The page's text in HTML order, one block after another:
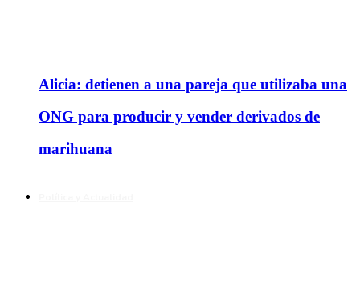
Alicia: detienen a una pareja que utilizaba una
ONG para producir y vender derivados de
marihuana